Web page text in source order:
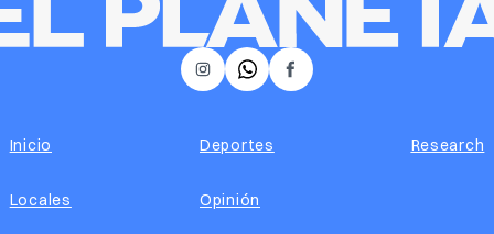
𝕏 Facebook
Instagram
Inicio
Locales
Deportes
Opinión
Research